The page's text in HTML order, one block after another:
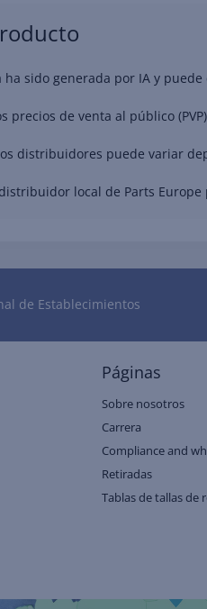
sido generada por IA y
precios de venta al público
distribuidores puede variar
local de Parts
de Establecimientos
Páginas
Sobre nosotros
Carrera
Compliance and
Retiradas
Tablas de tallas de